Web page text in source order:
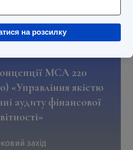
на розсилку
МСА 220
«Управління якістю
аудиту фінансової
захід